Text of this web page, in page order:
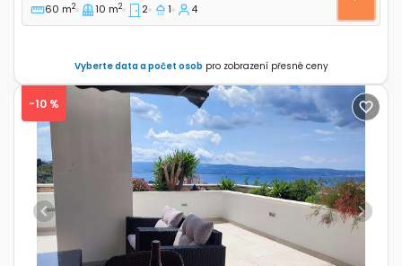
60 m2 10 m2 2 1 4
Vyberte data a počet osob pro zobrazení přesné ceny
Previous Next
-10 %